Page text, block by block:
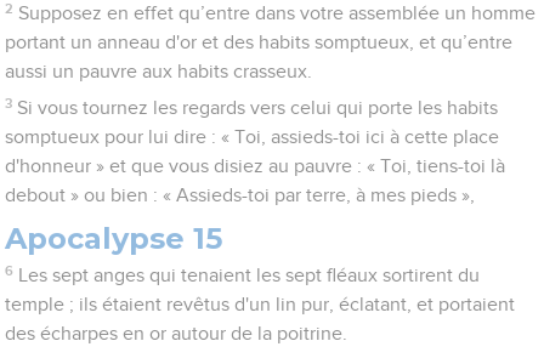
2 Supposez en effet qu’entre dans votre assemblée un homme
portant un anneau d'or et des habits somptueux, et qu’entre
aussi un pauvre aux habits crasseux.
3 Si vous tournez les regards vers celui qui porte les habits
somptueux pour lui dire : « Toi, assieds-toi ici à cette place
d'honneur » et que vous disiez au pauvre : « Toi, tiens-toi là
debout » ou bien : « Assieds-toi par terre, à mes pieds »,
Apocalypse 15
6
Les sept anges qui tenaient les sept fléaux sortirent du
temple ; ils étaient revêtus d'un lin pur, éclatant, et portaient
des écharpes en or autour de la poitrine.